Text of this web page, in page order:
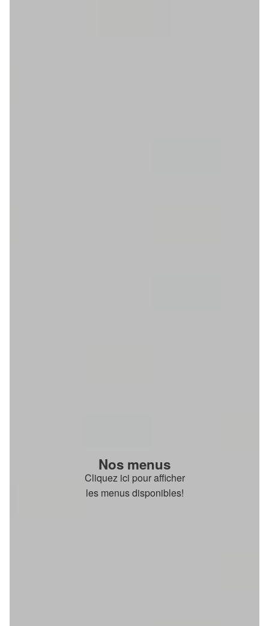
Nos menus
Cliquez ici pour afficher
les menus disponibles!